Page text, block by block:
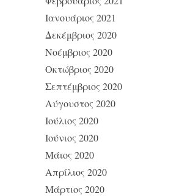
Ιανουάριος 2021
Δεκέμβριος 2020
Νοέμβριος 2020
Οκτώβριος 2020
Σεπτέμβριος 2020
Αύγουστος 2020
Ιούλιος 2020
Ιούνιος 2020
Μάιος 2020
Απρίλιος 2020
Μάρτιος 2020